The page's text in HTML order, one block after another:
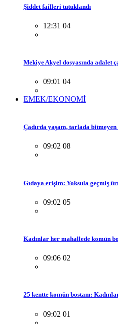
Şiddet failleri tutuklandı
12:31 04
Mekiye Akyel dosyasında adalet
09:01 04
EMEK/EKONOMİ
Çadırda yaşam, tarlada bitmeyen
09:02 08
Gıdaya erişim: Yoksula geçmiş
09:02 05
Kadınlar her mahallede komün
09:06 02
25 kentte komün bostanı:
09:02 01